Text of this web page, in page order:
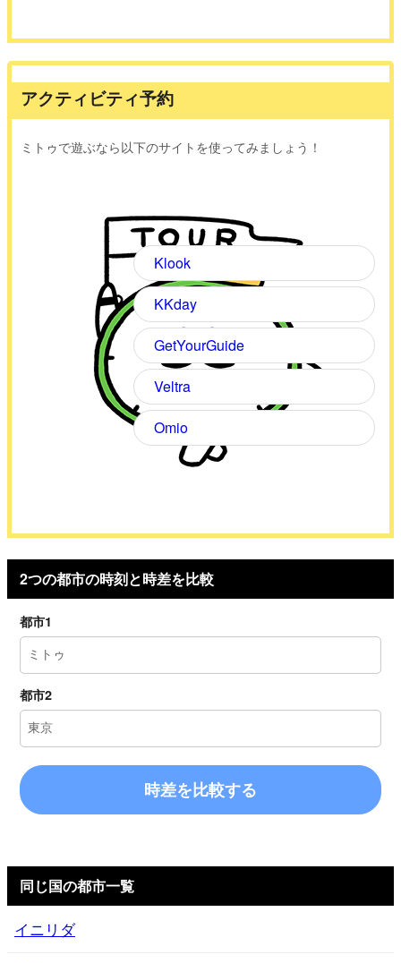
アクティビティ予約
ミトゥで遊ぶなら以下のサイトを使ってみましょう！
Klook
KKday
GetYourGuide
Veltra
Omio
2つの都市の時刻と時差を比較
都市1
都市2
時差を比較する
同じ国の都市一覧
イニリダ